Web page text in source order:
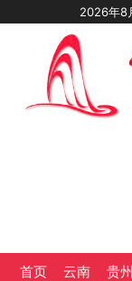
2026年8
首页 云南 贵州